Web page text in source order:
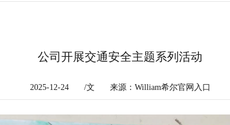
公司开展交通安全主题系列活动
2025-12-24 /文 来源：William希尔官网入口